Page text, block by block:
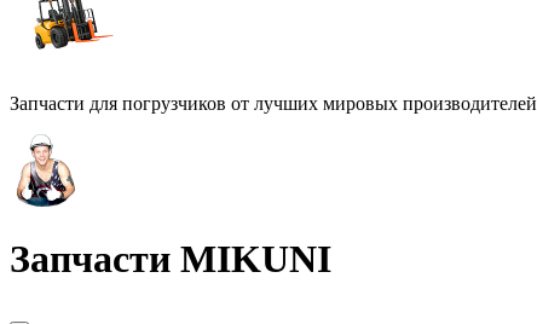
Запчасти для погрузчиков от лучших мировых производителей
Запчасти MIKUNI